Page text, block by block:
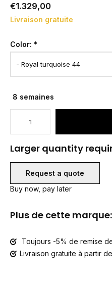
€1.329,00
Livraison gratuite
Color: *
8 semaines
Larger quantity
Request a quote
Buy now, pay later
Plus de cette marque:
Toujours -5% de remise
Livraison gratuite à partir